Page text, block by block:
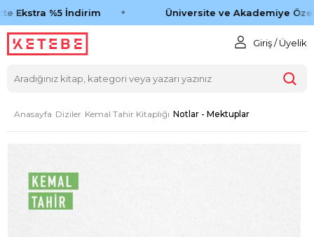
Ekstra %5 İndirim Üniversite ve Akademiye Özel
Giriş / Üyelik
Anasayfa Diziler Kemal Tahir Kitaplığı Notlar - Mektuplar